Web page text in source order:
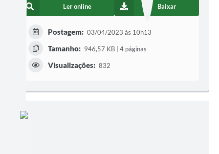
Ler online Baixar
Postagem: 03/04/2023 às 10h13
Tamanho: 946,57 KB | 4 páginas
Visualizações: 832